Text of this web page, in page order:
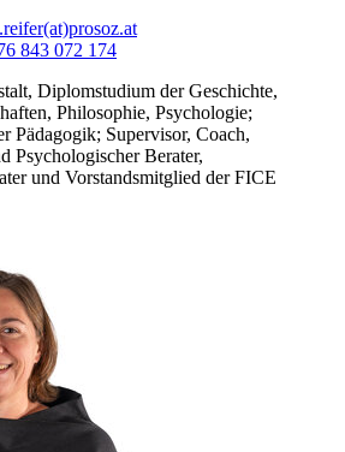
843 072 174
Diplomstudium der Geschichte,
Philosophie, Psychologie;
Pädagogik; Supervisor, Coach,
Psychologischer Berater,
und Vorstandsmitglied der FICE